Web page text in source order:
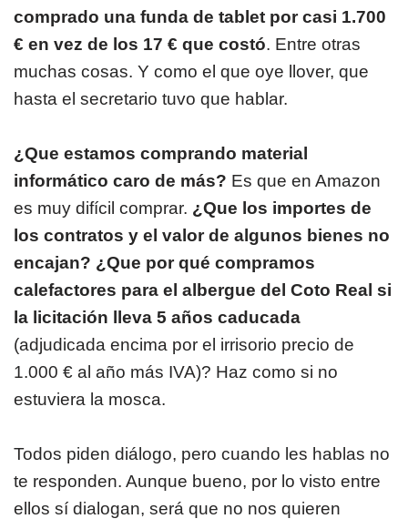
comprado una funda de tablet por casi 1.700
€ en vez de los 17 € que costó. Entre otras
muchas cosas. Y como el que oye llover, que
hasta el secretario tuvo que hablar.
¿Que estamos comprando material
informático caro de más? Es que en Amazon
es muy difícil comprar. ¿Que los importes de
los contratos y el valor de algunos bienes no
encajan? ¿Que por qué compramos
calefactores para el albergue del Coto Real si
la licitación lleva 5 años caducada
(adjudicada encima por el irrisorio precio de
1.000 € al año más IVA)? Haz como si no
estuviera la mosca.
Todos piden diálogo, pero cuando les hablas no
te responden. Aunque bueno, por lo visto entre
ellos sí dialogan, será que no nos quieren